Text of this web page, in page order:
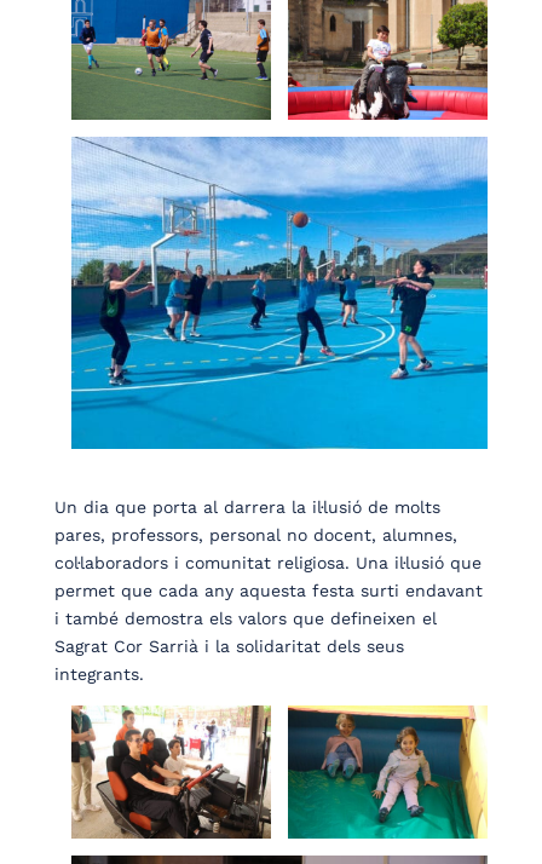
Un dia que porta al darrera la il·lusió de molts
pares, professors, personal no docent, alumnes,
col·laboradors i comunitat religiosa. Una il·lusió que
permet que cada any aquesta festa surti endavant
i també demostra els valors que defineixen el
Sagrat Cor Sarrià i la solidaritat dels seus
integrants.